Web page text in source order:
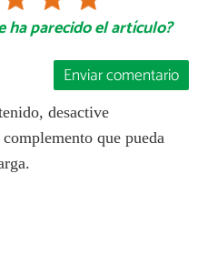
ha parecido el artículo?
Enviar comentario
desactive
que pueda